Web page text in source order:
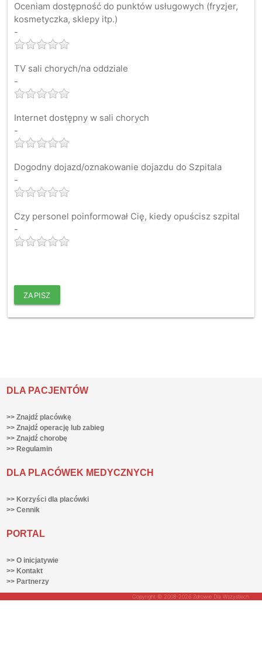
Oceniam dostępność do punktów usługowych (fryzjer,
kosmetyczka, sklepy itp.)
-
TV sali chorych/na oddziale
-
Internet dostępny w sali chorych
-
Dogodny dojazd/oznakowanie dojazdu do Szpitala
-
Czy personel poinformował Cię, kiedy opuścisz szpital
-
ZAPISZ
DLA PACJENTÓW
>> Znajdź placówkę
>> Znajdź operację lub zabieg
>> Znajdź chorobę
>> Regulamin
DLA PLACÓWEK MEDYCZNYCH
>> Korzyści dla placówki
>> Cennik
PORTAL
>> O inicjatywie
>> Kontakt
>> Partnerzy
Copyright © 2008-2026 Zdrowie Dla Wszystkich